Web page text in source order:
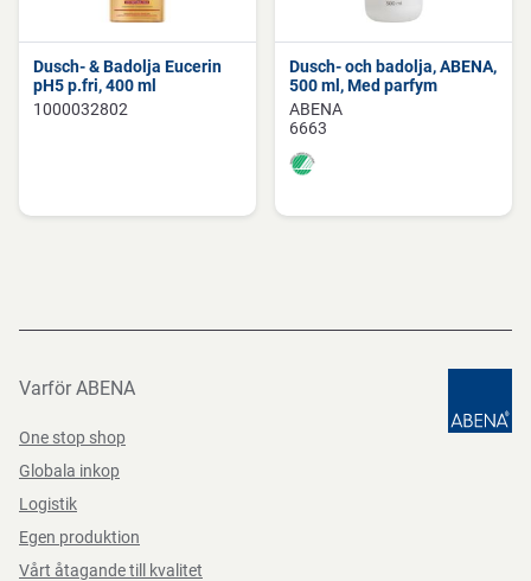
Dusch- & Badolja Eucerin
pH5 p.fri, 400 ml
1000032802
Dusch- och badolja, ABENA,
500 ml, Med parfym
ABENA
6663
Varför ABENA
One stop shop
Globala inkop
Logistik
Egen produktion
Vårt åtagande till kvalitet